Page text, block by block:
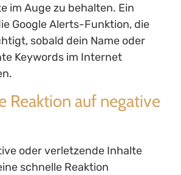
im Auge zu behalten. Ein
Google Alerts-Funktion, die
sobald dein Name oder
Keywords im Internet
Reaktion auf negative
oder verletzende Inhalte
schnelle Reaktion